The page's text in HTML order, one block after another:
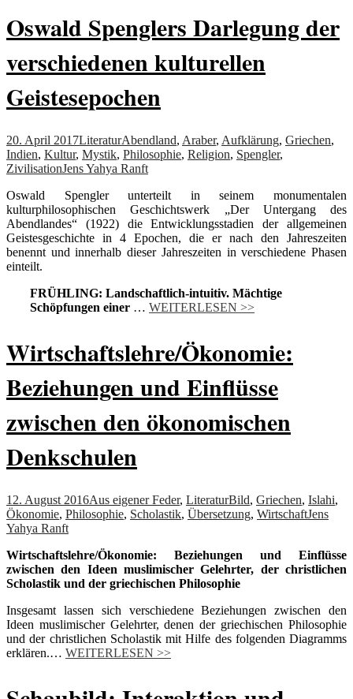
Oswald Spenglers Darlegung der
verschiedenen kulturellen
Geistesepochen
20. April 2017LiteraturAbendland, Araber, Aufklärung, Griechen,
Indien, Kultur, Mystik, Philosophie, Religion, Spengler,
ZivilisationJens Yahya Ranft
Oswald Spengler unterteilt in seinem monumentalen
kulturphilosophischen Geschichtswerk „Der Untergang des
Abendlandes“ (1922) die Entwicklungsstadien der allgemeinen
Geistesgeschichte in 4 Epochen, die er nach den Jahreszeiten
benennt und innerhalb dieser Jahreszeiten in verschiedene Phasen
einteilt.
FRÜHLING: Landschaftlich-intuitiv. Mächtige
Schöpfungen einer … WEITERLESEN >>
Wirtschaftslehre/Ökonomie:
Beziehungen und Einflüsse
zwischen den ökonomischen
Denkschulen
12. August 2016Aus eigener Feder, LiteraturBild, Griechen, Islahi,
Ökonomie, Philosophie, Scholastik, Übersetzung, WirtschaftJens
Yahya Ranft
Wirtschaftslehre/Ökonomie: Beziehungen und Einflüsse
zwischen den Ideen muslimischer Gelehrter, der christlichen
Scholastik und der griechischen Philosophie
Insgesamt lassen sich verschiedene Beziehungen zwischen den
Ideen muslimischer Gelehrter, denen der griechischen Philosophie
und der christlichen Scholastik mit Hilfe des folgenden Diagramms
erklären.… WEITERLESEN >>